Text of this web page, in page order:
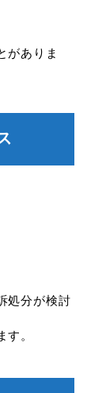
がありま
処分が検討
す。